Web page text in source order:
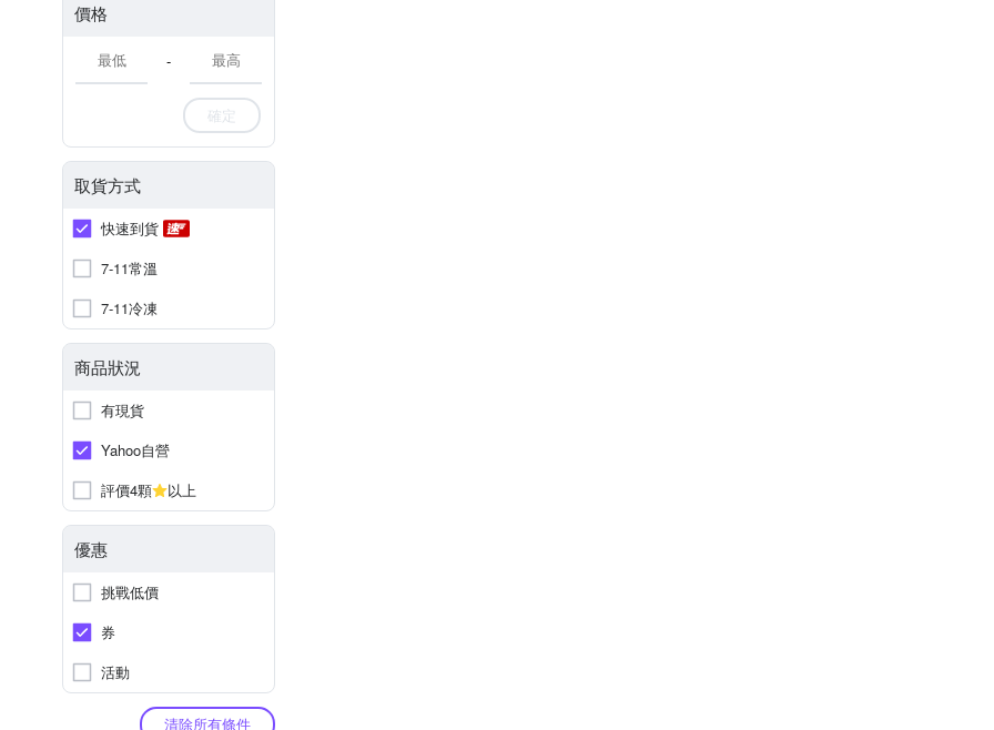
價格
-
確定
取貨方式
快速到貨
7-11常溫
7-11冷凍
商品狀況
有現貨
Yahoo自營
評價4顆
以上
優惠
挑戰低價
券
活動
清除所有條件